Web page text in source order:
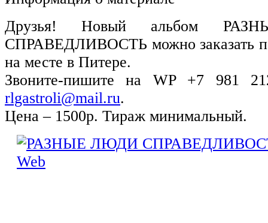
Друзья! Новый альбом
СПРАВЕДЛИВОСТЬ можно заказать
на месте в Питере.
Звоните-пишите на WP +7 981
rlgastroli@mail.ru.
Цена – 1500р. Тираж минимальный.